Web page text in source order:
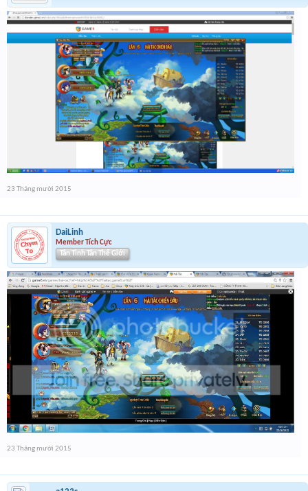
23 Tháng mười 2015
DaiLinh
Member Tích Cực
Tân Tinh Tân Thế Giới
23 Tháng mười 2015